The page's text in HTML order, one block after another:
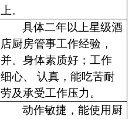
上。
具体二年以上星级酒
店厨房管事工作经验，
并。身体素质好；工作
细心、 认真，能吃苦耐
劳及承受工作压力。
动作敏捷，能使用厨